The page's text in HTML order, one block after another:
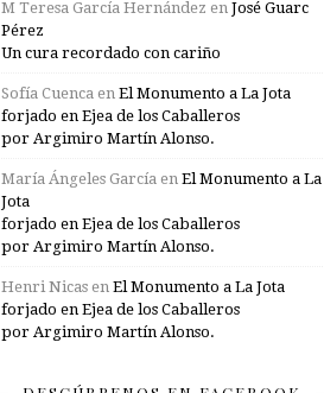
M Teresa García Hernández en José Guarc
Pérez
Un cura recordado con cariño
Sofía Cuenca en El Monumento a La Jota
forjado en Ejea de los Caballeros
por Argimiro Martín Alonso.
María Ángeles García en El Monumento a La
Jota
forjado en Ejea de los Caballeros
por Argimiro Martín Alonso.
Henri Nicas en El Monumento a La Jota
forjado en Ejea de los Caballeros
por Argimiro Martín Alonso.